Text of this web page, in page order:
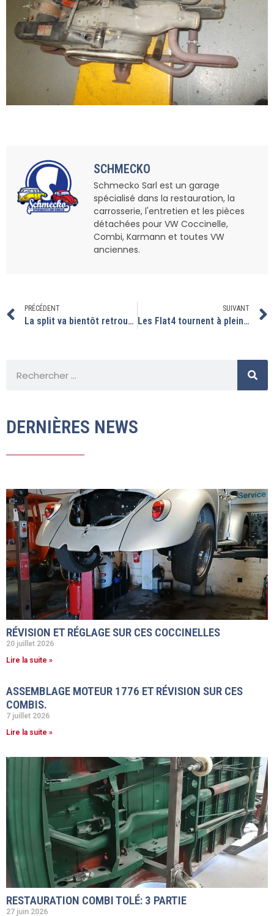
SCHMECKO
Schmecko Sarl est un garage
spécialisé dans la restauration, la
carrosserie, l'entretien et les pièces
détachées pour VW Coccinelle,
Combi, Karmann et toutes VW
anciennes.
PRÉCÉDENT
La split va bientôt retrouver la route.
SUIVANT
Les Flat4 tournent à pleins régimes
DERNIÈRES NEWS
RÉVISION ET RÉGLAGE SUR CES COCCINELLES
20 juillet 2026
Lire la suite »
ASSEMBLAGE MOTEUR 1776 ET RÉVISION SUR CES
COMBIS.
7 juillet 2026
Lire la suite »
RESTAURATION COMBI TOLÉ: 3 PARTIE
27 juin 2026